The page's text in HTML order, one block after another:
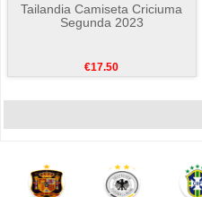
Tailandia Camiseta Criciuma
Segunda 2023
€17.50